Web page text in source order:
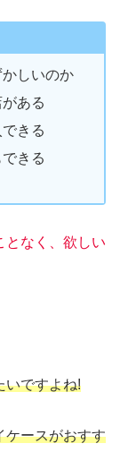
しいのか
ある
きる
きる
となく、欲しい
いですよね!
ケースがおすす